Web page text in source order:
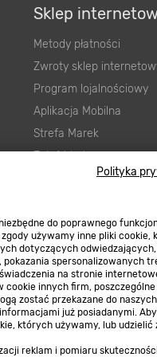
Polityka
do poprawnego
używamy inne pliki cookie,
dotyczących odwiedzających,
spersonalizowanych
na stronie
cookie innych firm, poszczególne
zostać przekazane do naszych
już posiadanymi.
których używamy, lub udzielić
reklam i pomiaru
Sklep
Metody płatności
Zwroty sklep
Program lojalnościowy
Aplikacja Mobilna
Strefa Marek
Zgłoś błąd
zgodności towaru z
Program Brico PRO
Regulaminy
Regulaminy